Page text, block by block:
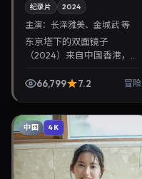
纪录片 2024
主演： 长泽雅美、金城武 等
东京塔下的双面镜子
（2024）来自中国香港，类
雅美、金城武等参与演出。
66,799 7.2 冒险
中国 4K